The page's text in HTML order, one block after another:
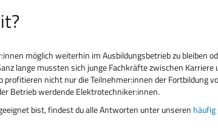
möglich weiterhin im Ausbildungsbetrieb zu bleiben
lange mussten sich junge Fachkräfte zwischen
nicht nur die Teilnehmer:innen der Fortbildung
Betrieb werdende Elektrotechniker:innen.
bist, findest du alle Antworten unter unseren häufig